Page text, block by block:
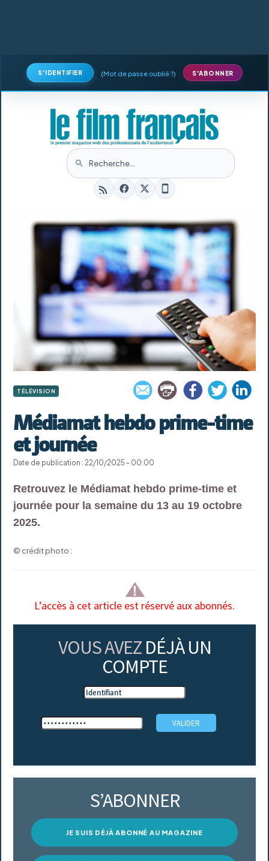
S'IDENTIFIER (Mot de passe oublié ?) S'ABONNER
TÉLÉVISION
Médiamat hebdo prime-time
et journée
Date de publication : 22/10/2025 - 00:00
Retrouvez le Médiamat hebdo prime-time et
journée pour la semaine du 13 au 19 octobre
2025.
© crédit photo :
L’accès à cet article est réservé aux abonnés.
VOUS AVEZ DÉJÀ UN
COMPTE
S’ABONNER
JE SUIS DÉJÀ ABONNÉ AU MAGAZINE